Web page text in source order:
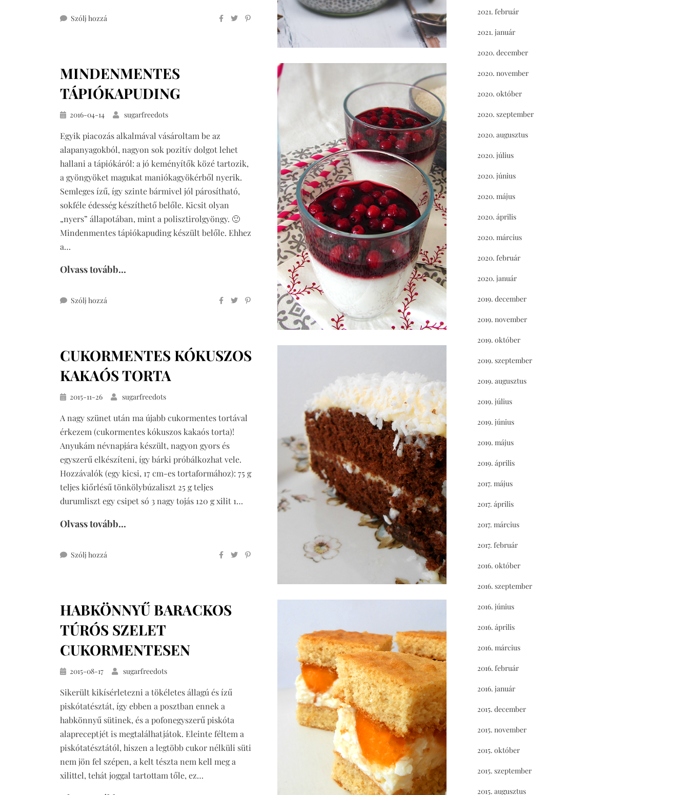
Szólj hozzá
MINDENMENTES
TÁPIÓKAPUDING
Közzétéve
2016-04-14 sugarfreedots
Egyik piacozás alkalmával vásároltam be az
alapanyagokból, nagyon sok pozitív dolgot lehet
hallani a tápiókáról: a jó keményítők közé tartozik,
a gyöngyöket magukat maniókagyökérből nyerik.
Semleges ízű, így szinte bármivel jól párosítható,
sokféle édesség készíthető belőle. Kicsit olyan
„nyers” állapotában, mint a polisztirolgyöngy. 🙂
Mindenmentes tápiókapuding készült belőle. Ehhez
a…
Olvass tovább...
Szólj hozzá
CUKORMENTES KÓKUSZOS
KAKAÓS TORTA
Közzétéve
2015-11-26 sugarfreedots
A nagy szünet után ma újabb cukormentes tortával
érkezem (cukormentes kókuszos kakaós torta)!
Anyukám névnapjára készült, nagyon gyors és
egyszerű elkészíteni, így bárki próbálkozhat vele.
Hozzávalók (egy kicsi, 17 cm-es tortaformához): 75 g
teljes kiőrlésű tönkölybúzaliszt 25 g teljes
durumliszt egy csipet só 3 nagy tojás 120 g xilit 1…
Olvass tovább...
Szólj hozzá
torta
HABKÖNNYŰ BARACKOS
TÚRÓS SZELET
CUKORMENTESEN
Közzétéve
2015-08-17 sugarfreedots
Sikerült kikísérletezni a tökéletes állagú és ízű
piskótatésztát, így ebben a posztban ennek a
habkönnyű sütinek, és a pofonegyszerű piskóta
alapreceptjét is megtalálhatjátok. Eleinte féltem a
piskótatésztától, hiszen a legtöbb cukor nélküli süti
nem jön fel szépen, a kelt tészta nem kell meg a
xilittel, tehát joggal tartottam tőle, ez…
2021. február
2021. január
2020. december
2020. november
2020. október
2020. szeptember
2020. augusztus
2020. július
2020. június
2020. május
2020. április
2020. március
2020. február
2020. január
2019. december
2019. november
2019. október
2019. szeptember
2019. augusztus
2019. július
2019. június
2019. május
2019. április
2017. május
2017. április
2017. március
2017. február
2016. október
2016. szeptember
2016. június
2016. április
2016. március
2016. február
2016. január
2015. december
2015. november
2015. október
2015. szeptember
2015. augusztus